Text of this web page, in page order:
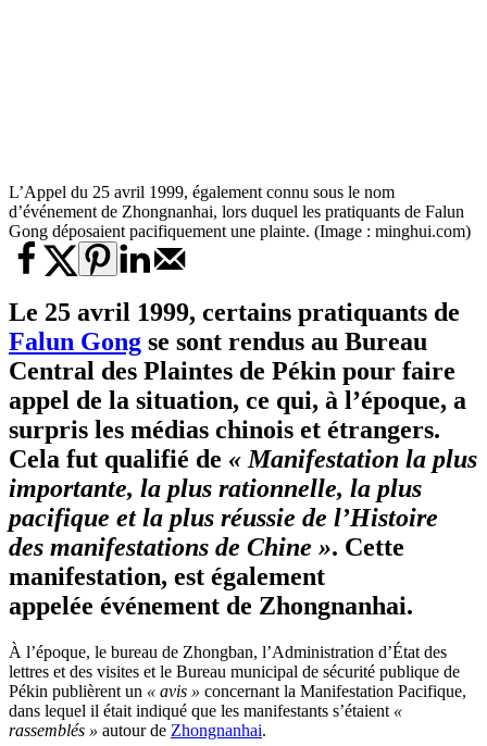
L’Appel du 25 avril 1999, également connu sous le nom
d’événement de Zhongnanhai, lors duquel les pratiquants de Falun
Gong déposaient pacifiquement une plainte. (Image : minghui.com)
Le 25 avril 1999, certains pratiquants de
Falun Gong se sont rendus au Bureau
Central des Plaintes de Pékin pour faire
appel de la situation, ce qui, à l’époque, a
surpris les médias chinois et étrangers.
Cela fut qualifié de « Manifestation la plus
importante, la plus rationnelle, la plus
pacifique et la plus réussie de l’Histoire
des manifestations de Chine ». Cette
manifestation, est également
appelée événement de Zhongnanhai.
À l’époque, le bureau de Zhongban, l’Administration d’État des
lettres et des visites et le Bureau municipal de sécurité publique de
Pékin publièrent un « avis » concernant la Manifestation Pacifique,
dans lequel il était indiqué que les manifestants s’étaient «
rassemblés » autour de Zhongnanhai.